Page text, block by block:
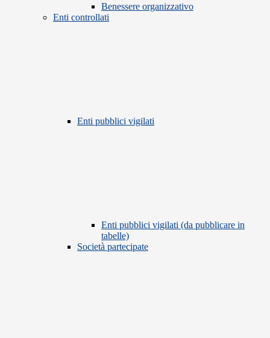
Benessere organizzativo
Enti controllati
Enti pubblici vigilati
Enti pubblici vigilati (da pubblicare in
tabelle)
Società partecipate